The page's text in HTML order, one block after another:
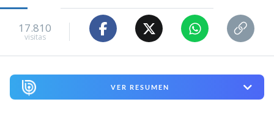
17.810
visitas
VER RESUMEN